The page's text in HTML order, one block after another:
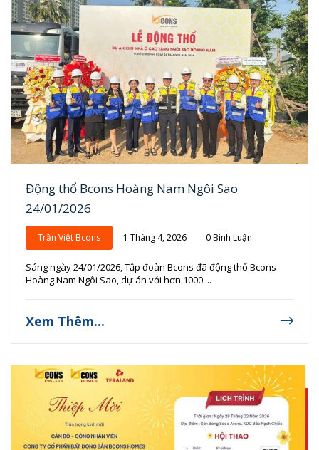
Động thổ Bcons Hoàng Nam Ngôi Sao
24/01/2026
Trần Việt Bcons 1 Tháng 4, 2026 0 Bình Luận
Sáng ngày 24/01/2026, Tập đoàn Bcons đã động thổ Bcons
Hoàng Nam Ngôi Sao, dự án với hơn 1000 ...
Xem Thêm...